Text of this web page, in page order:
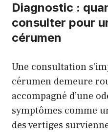
Diagnostic :
consulter pour
cérumen
Une consultation
cérumen demeure
accompagné d’une
symptômes comme
des vertiges